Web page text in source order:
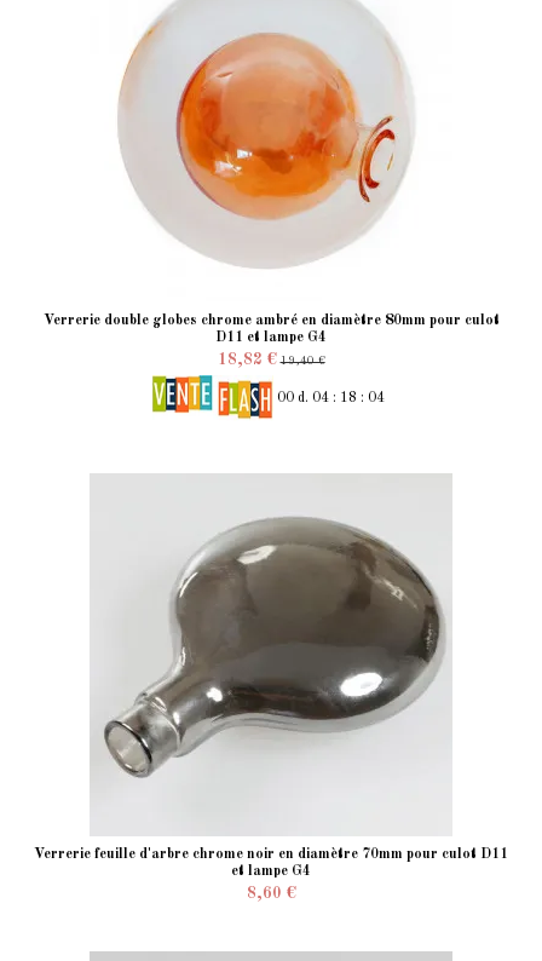
Verrerie double globes chrome ambré en diamètre 80mm pour culot
D11 et lampe G4
18,82 € 19,40 €
00 d. 04 : 18 :04
Verrerie feuille d'arbre chrome noir en diamètre 70mm pour culot D11
et lampe G4
8,60 €